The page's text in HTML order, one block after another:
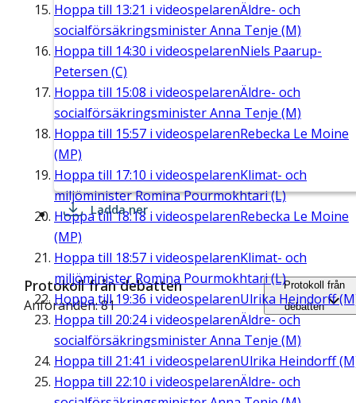
Hoppa till 13:21 i videospelarenÄldre- och
socialförsäkringsminister Anna Tenje (M)
Hoppa till 14:30 i videospelarenNiels Paarup-
Petersen (C)
Hoppa till 15:08 i videospelarenÄldre- och
socialförsäkringsminister Anna Tenje (M)
Hoppa till 15:57 i videospelarenRebecka Le Moine
(MP)
Hoppa till 17:10 i videospelarenKlimat- och
miljöminister Romina Pourmokhtari (L)
Hoppa till18:18 i videospelarenRebecka Le Moine
(MP)
Hoppa till 18:57 i videospelarenKlimat- och
miljöminister Romina Pourmokhtari (L)
Hoppa till 19:36 i videospelarenUlrika Heindorff
Hoppa till 20:24i videospelarenÄldre- och
socialförsäkringsminister Anna Tenje (M)
Hoppa till 21:41 i videospelarenUlrika Heindorff
Hoppa till 22:10 i videospelarenÄldre- och
Ladda ner
Protokoll från debatten
Anföranden: 81
Protokoll från
debatten